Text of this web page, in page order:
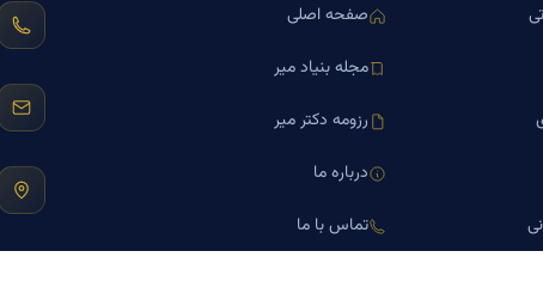
صفحه اصلی
مجله بنیاد میر
رزومه دکتر میر
درباره ما
تماس با ما